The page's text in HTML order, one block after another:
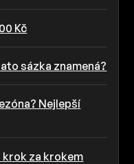
Kč
sázka znamená?
Nejlepší
krok za krokem